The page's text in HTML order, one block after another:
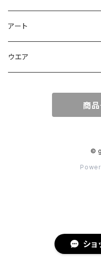
ショ
鉢
皿
鉢
皿
花器
アート
彫刻
ウエア
商
©